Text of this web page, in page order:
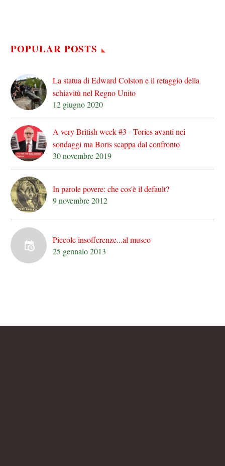
POPULAR POSTS
La statua di Edward Colston e il retaggio della
schiavitù nel Regno Unito
12 giugno 2020
A very British week #3 - Tories avanti nei
sondaggi ma Boris scappa dal confronto
30 novembre 2019
In parole povere: che cos'è il default?
9 novembre 2012
Piccole insofferenze...al museo
25 gennaio 2013